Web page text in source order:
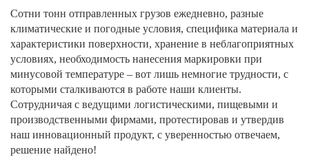
Сотни тонн отправленных грузов ежедневно, разные
климатические и погодные условия, специфика материала и
характеристики поверхности, хранение в неблагоприятных
условиях, необходимость нанесения маркировки при
минусовой температуре – вот лишь немногие трудности, с
которыми сталкиваются в работе наши клиенты.
Сотрудничая с ведущими логистическими, пищевыми и
производственными фирмами, протестировав и утвердив
наш инновационный продукт, с уверенностью отвечаем,
решение найдено!